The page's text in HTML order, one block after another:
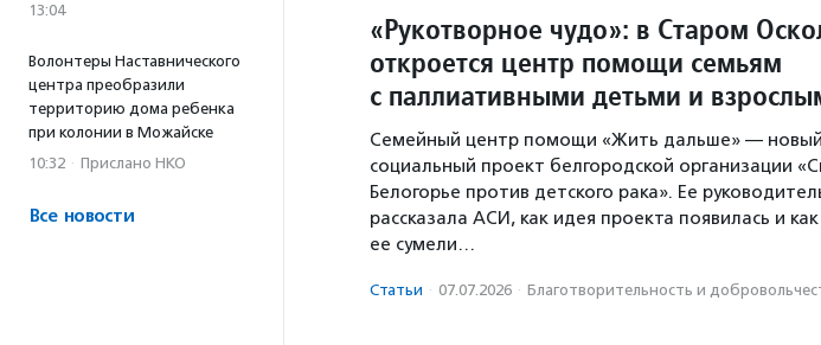
13:04
Волонтеры Наставнического
центра преобразили
территорию дома ребенка
при колонии в Можайске
10:32 · Прислано НКО
Все новости
«Рукотворное чудо»: в Старом
откроется центр помощи семьям
с паллиативными детьми и
Семейный центр помощи «Жить дальше» — новый
социальный проект белгородской организации
Белогорье против детского рака». Ее
рассказала АСИ, как идея проекта появилась и как
ее сумели…
Статьи · 07.07.2026 · Благотвори­тель­ность и